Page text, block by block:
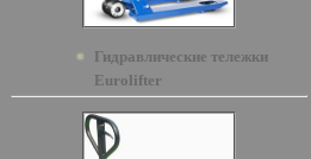
Гидравлические тележки
Eurolifter